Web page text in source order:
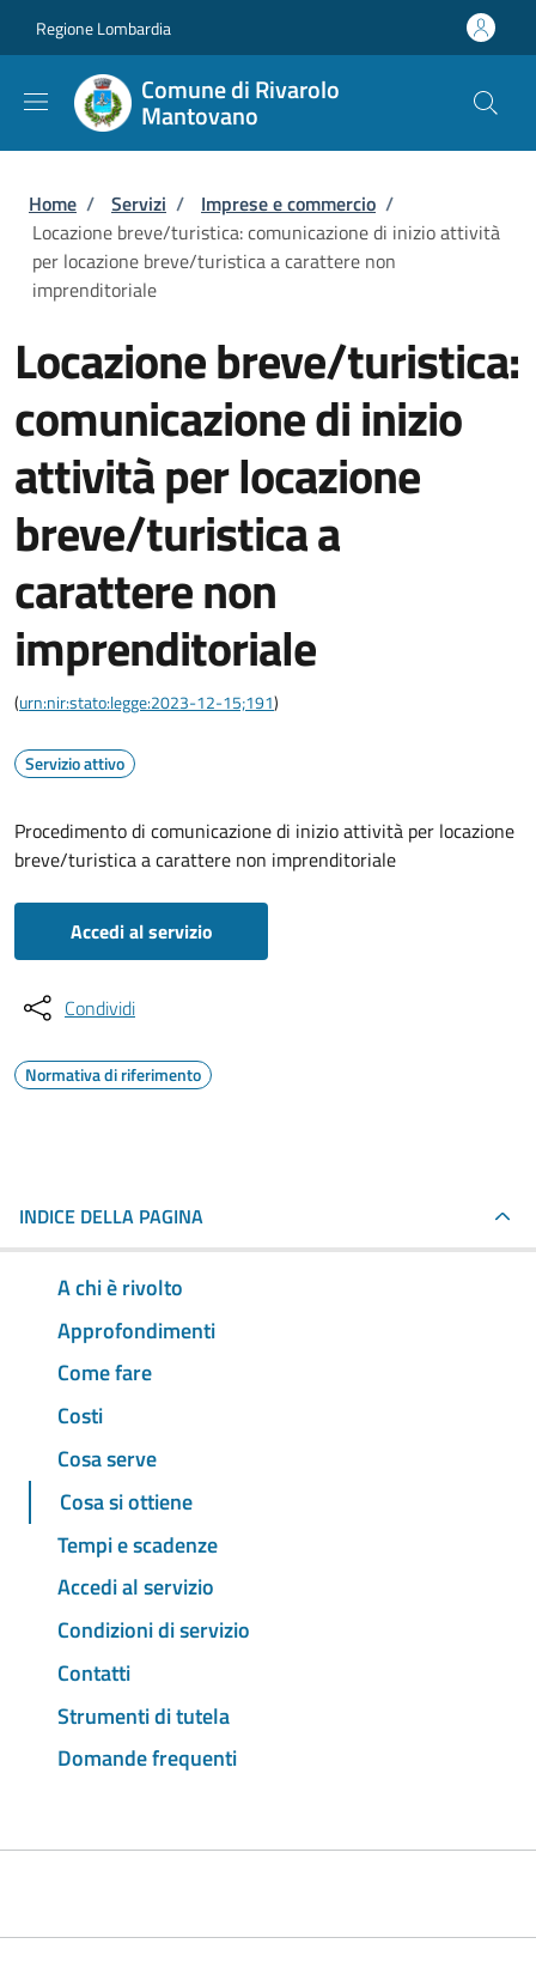
Regione Lombardia
Comune di Rivarolo
Mantovano
Briciole di pane
Home / Servizi / Imprese e commercio /
Locazione breve/turistica: comunicazione di inizio attività
per locazione breve/turistica a carattere non
imprenditoriale
Locazione breve/turistica:
comunicazione di inizio
attività per locazione
breve/turistica a
carattere non
imprenditoriale
(urn:nir:stato:legge:2023-12-15;191)
Servizio attivo
Procedimento di comunicazione di inizio attività per locazione
breve/turistica a carattere non imprenditoriale
Accedi al servizio
Condividi
Normativa di riferimento
INDICE DELLA PAGINA
A chi è rivolto
Approfondimenti
Come fare
Costi
Cosa serve
Cosa si ottiene
Tempi e scadenze
Accedi al servizio
Condizioni di servizio
Contatti
Strumenti di tutela
Domande frequenti